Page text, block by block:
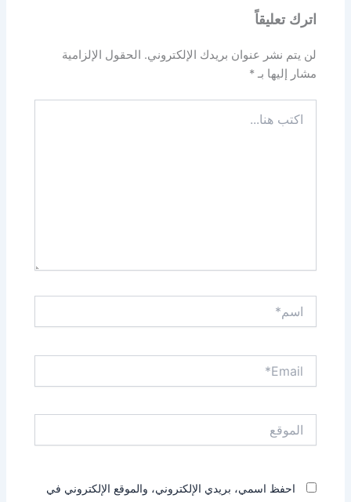
اترك تعليقاً
لن يتم نشر عنوان بريدك الإلكتروني. الحقول الإلزامية
مشار إليها بـ*
هنا...
احفظ اسمي، بريدي الإلكتروني، والموقع الإلكتروني في